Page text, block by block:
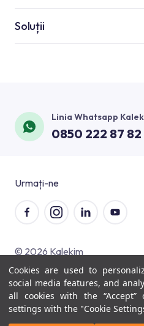
Cookies are used to
social media features, and
all cookies with the
settings with the "Cookie
Despre Noi
Resurse umane
Contact
Blog
Constituția Noastră Privind
Aplicații Ceramică
Aplicații de Hidroizolație
Vopsea şi Aplicații Decorative
Aplicații de Izolare Termică
Lumea Visuelle
Soluții
Balcon şi Terasă
Spaţii de Interior
Management Corporativ
Linia Whatsapp
0850 222 87 82
Urmați-ne
© 2026 Kalekim
Protecția datelor cu caracter
Servicii ale societății